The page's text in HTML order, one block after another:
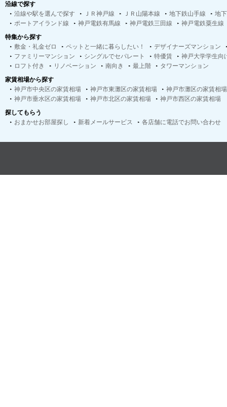
沿線で探す
沿線や駅を選んで探す
ＪＲ神戸線 ＪＲ山陽本線 地下鉄山手線
地
ポートアイランド線
神戸電鉄有馬線 神戸電鉄三田線
神戸電鉄粟生線
特集から探す
敷金・礼金ゼロ
ペットと一緒に暮らしたい！
デザイナーズマンション
ファミリーマンション
シングルでセパレート 特優賃
神戸大学学生向
ロフト付き
リノベーション 南向き 最上階
タワーマンション
家賃相場から探す
神戸市中央区の家賃相場
神戸市東灘区の家賃相場
神戸市灘区の家賃相場
神戸市垂水区の家賃相場
神戸市北区の家賃相場
神戸市西区の家賃相場
探してもらう
おまかせお部屋探し
新着メールサービス 各店舗に電話でお問い合わせ